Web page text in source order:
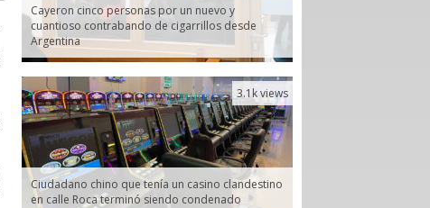
Cayeron cinco personas por un nuevo y
cuantioso contrabando de cigarrillos desde
Argentina
Ciudadano chino que tenía un casino clandestino
en calle Roca terminó siendo condenado
3.1k views